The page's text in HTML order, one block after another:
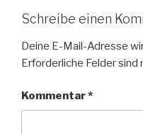
Schreibe einen
Deine E-Mail-Adresse
Erforderliche Felder sind
Kommentar*